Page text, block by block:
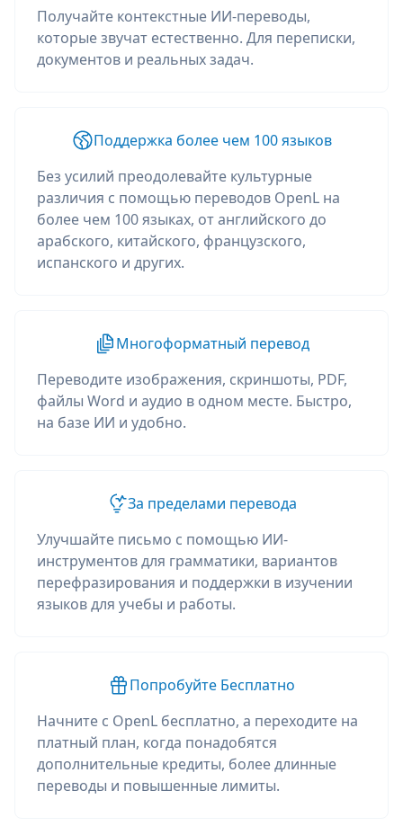
Получайте контекстные ИИ-переводы,
которые звучат естественно. Для переписки,
документов и реальных задач.
Поддержка более чем 100 языков
Без усилий преодолевайте культурные
различия с помощью переводов OpenL на
более чем 100 языках, от английского до
арабского, китайского, французского,
испанского и других.
Многоформатный перевод
Переводите изображения, скриншоты, PDF,
файлы Word и аудио в одном месте. Быстро,
на базе ИИ и удобно.
За пределами перевода
Улучшайте письмо с помощью ИИ-
инструментов для грамматики, вариантов
перефразирования и поддержки в изучении
языков для учебы и работы.
Попробуйте Бесплатно
Начните с OpenL бесплатно, а переходите на
платный план, когда понадобятся
дополнительные кредиты, более длинные
переводы и повышенные лимиты.